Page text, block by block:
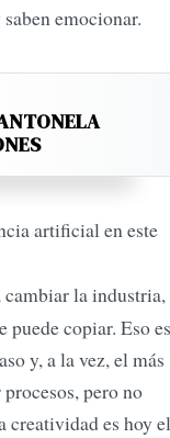
emocionar.
artificial en este
la industria,
puede copiar. Eso es
y, a la vez, el más
pero no
creatividad es hoy el